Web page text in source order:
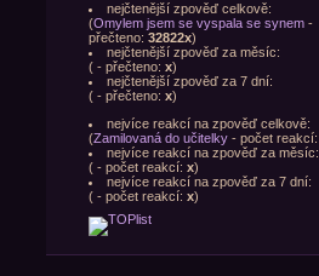
nejčtenější zpověď celkově:
(Omylem jsem se vyspala se synem-
přečteno: 32822x)
nejčtenější zpověď za měsíc:
(- přečteno: x)
nejčtenější zpověď za 7 dní:
(- přečteno: x)
nejvíce reakcí na zpověď celkově:
(Zamilovaná do učitelky- počet reakcí:
nejvíce reakcí na zpověď za měsíc:
(- počet reakcí: x)
nejvíce reakcí na zpověď za 7 dní:
(- počet reakcí: x)